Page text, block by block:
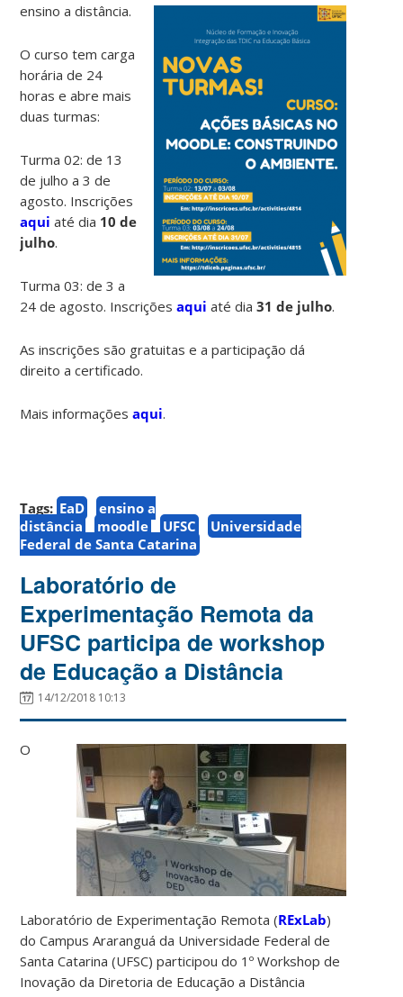
ensino a distância.
O curso tem carga
horária de 24
horas e abre mais
duas turmas:
Turma 02: de 13
de julho a 3 de
agosto. Inscrições
aqui até dia 10 de
julho.
Turma 03: de 3 a
24 de agosto. Inscriçõesaqui até dia31 de julho.
As inscrições são gratuitas e a participação dá
direito a certificado.
Mais informaçõesaqui.
Tags: EaD
ensino a
distância
moodle UFSC
Universidade
Federal de Santa Catarina
Laboratório de
Experimentação Remota da
UFSC participa de workshop
de Educação a Distância
14/12/2018 10:13
O
Laboratório de Experimentação Remota (RExLab)
do Campus Araranguá da Universidade Federal de
Santa Catarina (UFSC) participou do 1º Workshop de
Inovação da Diretoria de Educação a Distância